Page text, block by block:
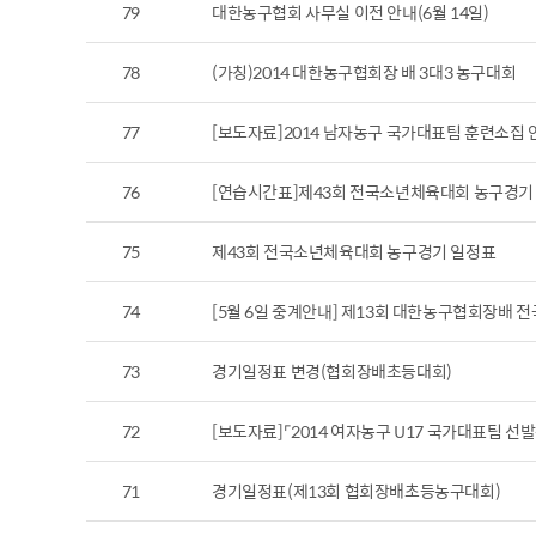
79 대한농구협회 사무실 이전 안내(6월 14일)
78 (가칭)2014 대한농구협회장 배 3대3 농구대회
77 [보도자료]2014 남자농구 국가대표팀 훈련소집
76 [연습시간표]제43회 전국소년체육대회 농구경기
75 제43회 전국소년체육대회 농구경기 일정표
74 [5월 6일 중계안내] 제13회 대한농구협회장배
73 경기일정표 변경(협회장배초등대회)
72 [보도자료]⌜2014 여자농구 U17 국가대표팀 선
71 경기일정표(제13회 협회장배초등농구대회)